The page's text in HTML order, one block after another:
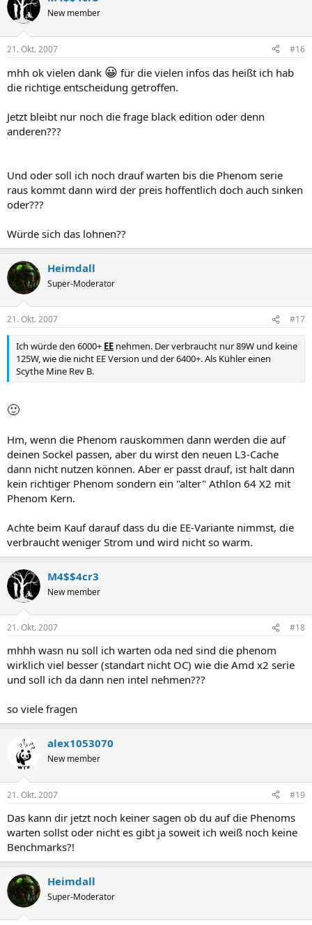
New member
21. Okt. 2007 #16
mhh ok vielen dank 😀 für die vielen infos das heißt ich hab
die richtige entscheidung getroffen.
Jetzt bleibt nur noch die frage black edition oder denn
anderen???
Und oder soll ich noch drauf warten bis die Phenom serie
raus kommt dann wird der preis hoffentlich doch auch sinken
oder???
Würde sich das lohnen??
Heimdall
Super-Moderator
21. Okt. 2007 #17
Ich würde den 6000+ EE nehmen. Der verbraucht nur 89W und keine
125W, wie die nicht EE Version und der 6400+. Als Kühler einen
Scythe Mine Rev B.
🙂
Hm, wenn die Phenom rauskommen dann werden die auf
deinen Sockel passen, aber du wirst den neuen L3-Cache
dann nicht nutzen können. Aber er passt drauf, ist halt dann
kein richtiger Phenom sondern ein "alter" Athlon 64 X2 mit
Phenom Kern.
Achte beim Kauf darauf dass du die EE-Variante nimmst, die
verbraucht weniger Strom und wird nicht so warm.
M4$$4cr3
New member
21. Okt. 2007 #18
mhhh wasn nu soll ich warten oda ned sind die phenom
wirklich viel besser (standart nicht OC) wie die Amd x2 serie
und soll ich da dann nen intel nehmen???
so viele fragen
alex1053070
New member
21. Okt. 2007 #19
Das kann dir jetzt noch keiner sagen ob du auf die Phenoms
warten sollst oder nicht es gibt ja soweit ich weiß noch keine
Benchmarks?!
Heimdall
Super-Moderator